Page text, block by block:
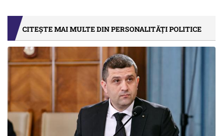
CITEȘTE MAI MULTE DIN PERSONALITĂȚI POLITICE